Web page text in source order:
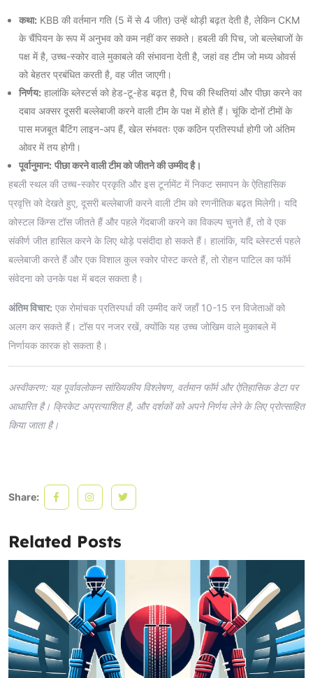
कथा: KBB की वर्तमान गति (5 में से 4 जीत) उन्हें थोड़ी बढ़त देती है, लेकिन CKM
के चैंपियन के रूप में अनुभव को कम नहीं कर सकते। हबली की पिच, जो बल्लेबाजों के
पक्ष में है, उच्च-स्कोर वाले मुकाबले की संभावना देती है, जहां वह टीम जो मध्य ओवर्स
को बेहतर प्रबंधित करती है, वह जीत जाएगी।
निर्णय: हालांकि ब्लेस्टर्स को हेड-टू-हेड बढ़त है, पिच की स्थितियां और पीछा करने का
दबाव अक्सर दूसरी बल्लेबाजी करने वाली टीम के पक्ष में होते हैं। चूंकि दोनों टीमों के
पास मजबूत बैटिंग लाइन-अप हैं, खेल संभवतः एक कठिन प्रतिस्पर्धा होगी जो अंतिम
ओवर में तय होगी।
पूर्वानुमान: पीछा करने वाली टीम को जीतने की उम्मीद है।
हबली स्थल की उच्च-स्कोर प्रकृति और इस टूर्नामेंट में निकट समापन के ऐतिहासिक
प्रवृत्ति को देखते हुए, दूसरी बल्लेबाजी करने वाली टीम को रणनीतिक बढ़त मिलेगी। यदि
कोस्टल किंग्स टॉस जीतते हैं और पहले गेंदबाजी करने का विकल्प चुनते हैं, तो वे एक
संकीर्ण जीत हासिल करने के लिए थोड़े पसंदीदा हो सकते हैं। हालांकि, यदि ब्लेस्टर्स पहले
बल्लेबाजी करते हैं और एक विशाल कुल स्कोर पोस्ट करते हैं, तो रोहन पाटिल का फॉर्म
संवेदना को उनके पक्ष में बदल सकता है।
अंतिम विचार: एक रोमांचक प्रतिस्पर्धा की उम्मीद करें जहाँ 10-15 रन विजेताओं को
अलग कर सकते हैं। टॉस पर नजर रखें, क्योंकि यह उच्च जोखिम वाले मुकाबले में
निर्णायक कारक हो सकता है।
अस्वीकरण: यह पूर्वावलोकन सांख्यिकीय विश्लेषण, वर्तमान फॉर्म और ऐतिहासिक डेटा पर
आधारित है। क्रिकेट अप्रत्याशित है, और दर्शकों को अपने निर्णय लेने के लिए प्रोत्साहित
किया जाता है।
Share:
Related Posts